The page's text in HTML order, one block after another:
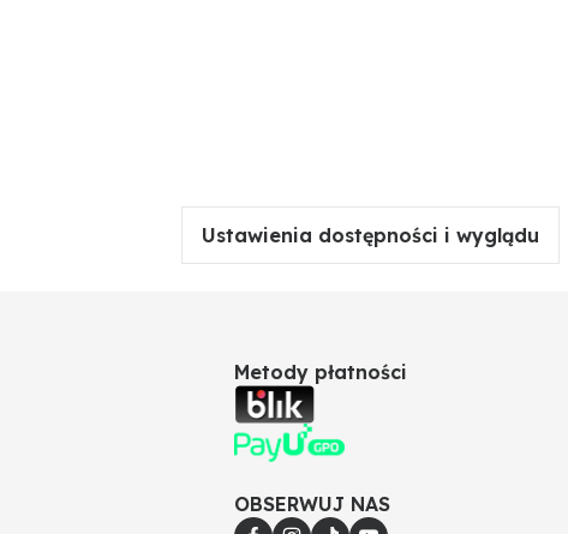
Ustawienia dostępności i wyglądu
Metody płatności
OBSERWUJ NAS